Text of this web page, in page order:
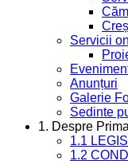
Servicii
Anunțuri
Galerie
Sedinte
1. Despre
1.1
1.2